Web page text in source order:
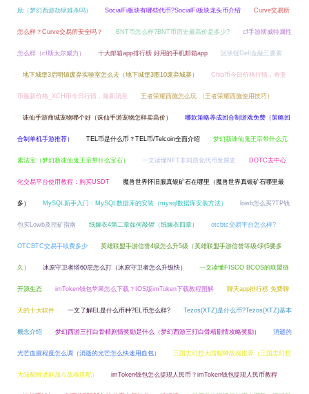
励（梦幻西游劫狱难杀吗） SocialFi板块有哪些代币?SocialFi板块龙头币介绍 Curve交易所
怎么样？Curve交易所安全吗？ BNT币怎么样?BNT币历史最高价是多少? cf手游斯威特属性
怎么样（cf斯太尔威力） 十大邮箱app排行榜 好用的手机邮箱app 区块链Defi金融三要素
地下城堡3启明镇废弃实验室怎么去（地下城堡3图10废弃城寨） Chia币今日价格行情，奇亚
币最新价格_XCH币今日行情，最新消息 王者荣耀西施怎么玩 （王者荣耀西施使用技巧）
诛仙手游商城宠物哪个好（诛仙手游宠物怎样卖高价） 哪款策略养成回合制游戏免费（策略回
合制单机手游推荐） TEL币是什么币？TEL币/Telcoin全面介绍 梦幻新诛仙鬼王宗带什么元
素法宝（梦幻新诛仙鬼王宗带什么宝石） 一文读懂NFT非同质化代币发展史 DOTC去中心
化交易平台使用教程：购买USDT 魔兽世界怀旧服真银矿石在哪里（魔兽世界真银矿石哪里最
多） MySQL新手入门：MySQL数据库的安装（mysql数据库安装方法） lowb怎么买?TP钱
包买Lowb及挖矿指南 纸嫁衣4第二章如何敲锣（纸嫁衣四章） otcbtc交易平台怎么样?
OTCBTC交易手续费多少 英雄联盟手游信誉4级怎么升5级（英雄联盟手游信誉等级4到5要多
久） 冰原守卫者塔60层怎么打（冰原守卫者怎么升级快） 一文读懂FISCO BCOS的联盟链
开源生态 imToken钱包苹果怎么下载？IOS版imToken下载教程图解 聊天app排行榜 免费聊
天的十大软件 一文了解EL是什么币种?EL币怎么样? Tezos(XTZ)是什么币?Tezos(XTZ)基本
概念介绍 梦幻西游三打白骨精剧情奖励是什么（梦幻西游三打白骨精剧情攻略奖励） 消逝的
光芒血腥程度怎么调（消逝的光芒怎么快速用血包） 三国志幻想大陆貂蝉战魂推荐（三国志幻想
大陆貂蝉潜能加点战魂搭配） imToken钱包怎么提现人民币？imToken钱包提现人民币教程